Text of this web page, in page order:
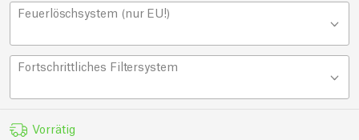
Feuerlöschsystem (nur EU!)
Fortschrittliches Filtersystem
Vorrätig